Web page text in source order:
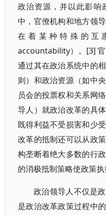
政治资源，并以此影响
中，官僚机构和地方领
在着某种特殊的互
accountability）。[3]
通过其在政治系统中的
则）和政治资源（如中
员会的投票权和关系网
导人）就政治改革的具
既得利益不受损害和少
改革的抵制还可以从政
构垄断着绝大多数的行
的消极抵制策略使政策执
政治领导人不仅是
是政治改革政策过程中